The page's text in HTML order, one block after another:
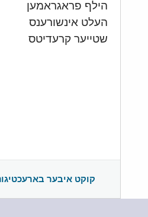
הילף פראגראמען
העלט אינשורענס
שטייער קרעדיטס
קוקט איבער